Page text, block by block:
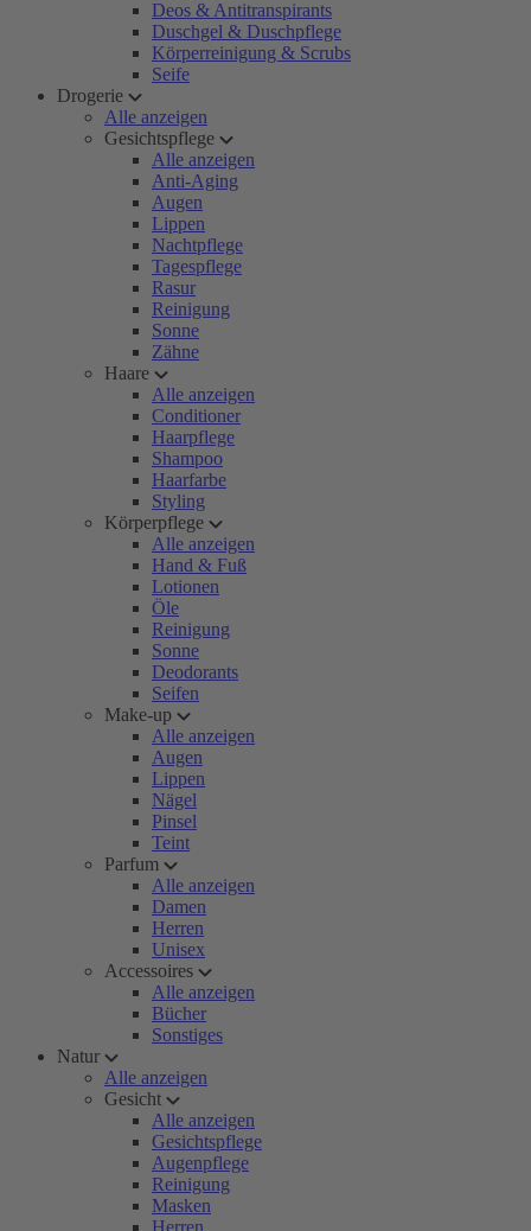
Deos & Antitranspirants
Duschgel & Duschpflege
Körperreinigung & Scrubs
Seife
Drogerie
Alle anzeigen
Gesichtspflege
Alle anzeigen
Anti-Aging
Augen
Lippen
Nachtpflege
Tagespflege
Rasur
Reinigung
Sonne
Zähne
Haare
Alle anzeigen
Conditioner
Haarpflege
Shampoo
Haarfarbe
Styling
Körperpflege
Alle anzeigen
Hand & Fuß
Lotionen
Öle
Reinigung
Sonne
Deodorants
Seifen
Make-up
Alle anzeigen
Augen
Lippen
Nägel
Pinsel
Teint
Parfum
Alle anzeigen
Damen
Herren
Unisex
Accessoires
Alle anzeigen
Bücher
Sonstiges
Natur
Alle anzeigen
Gesicht
Alle anzeigen
Gesichtspflege
Augenpflege
Reinigung
Masken
Herren